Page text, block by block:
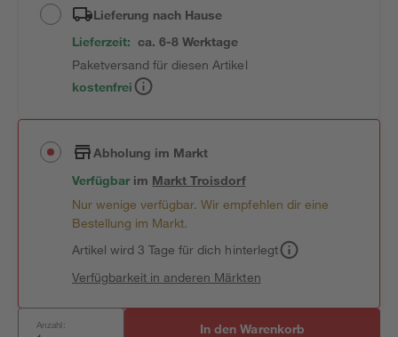
Lieferung nach Hause
Lieferzeit: ca. 6-8 Werktage
Paketversand für diesen Artikel
kostenfrei
Abholung im Markt
Verfügbar im MarktTroisdorf
Nur wenige verfügbar. Wir empfehlen dir eine
Bestellung im Markt.
Artikel wird 3 Tage für dich hinterlegt
Verfügbarkeit in anderen Märkten
Anzahl: In den Warenkorb